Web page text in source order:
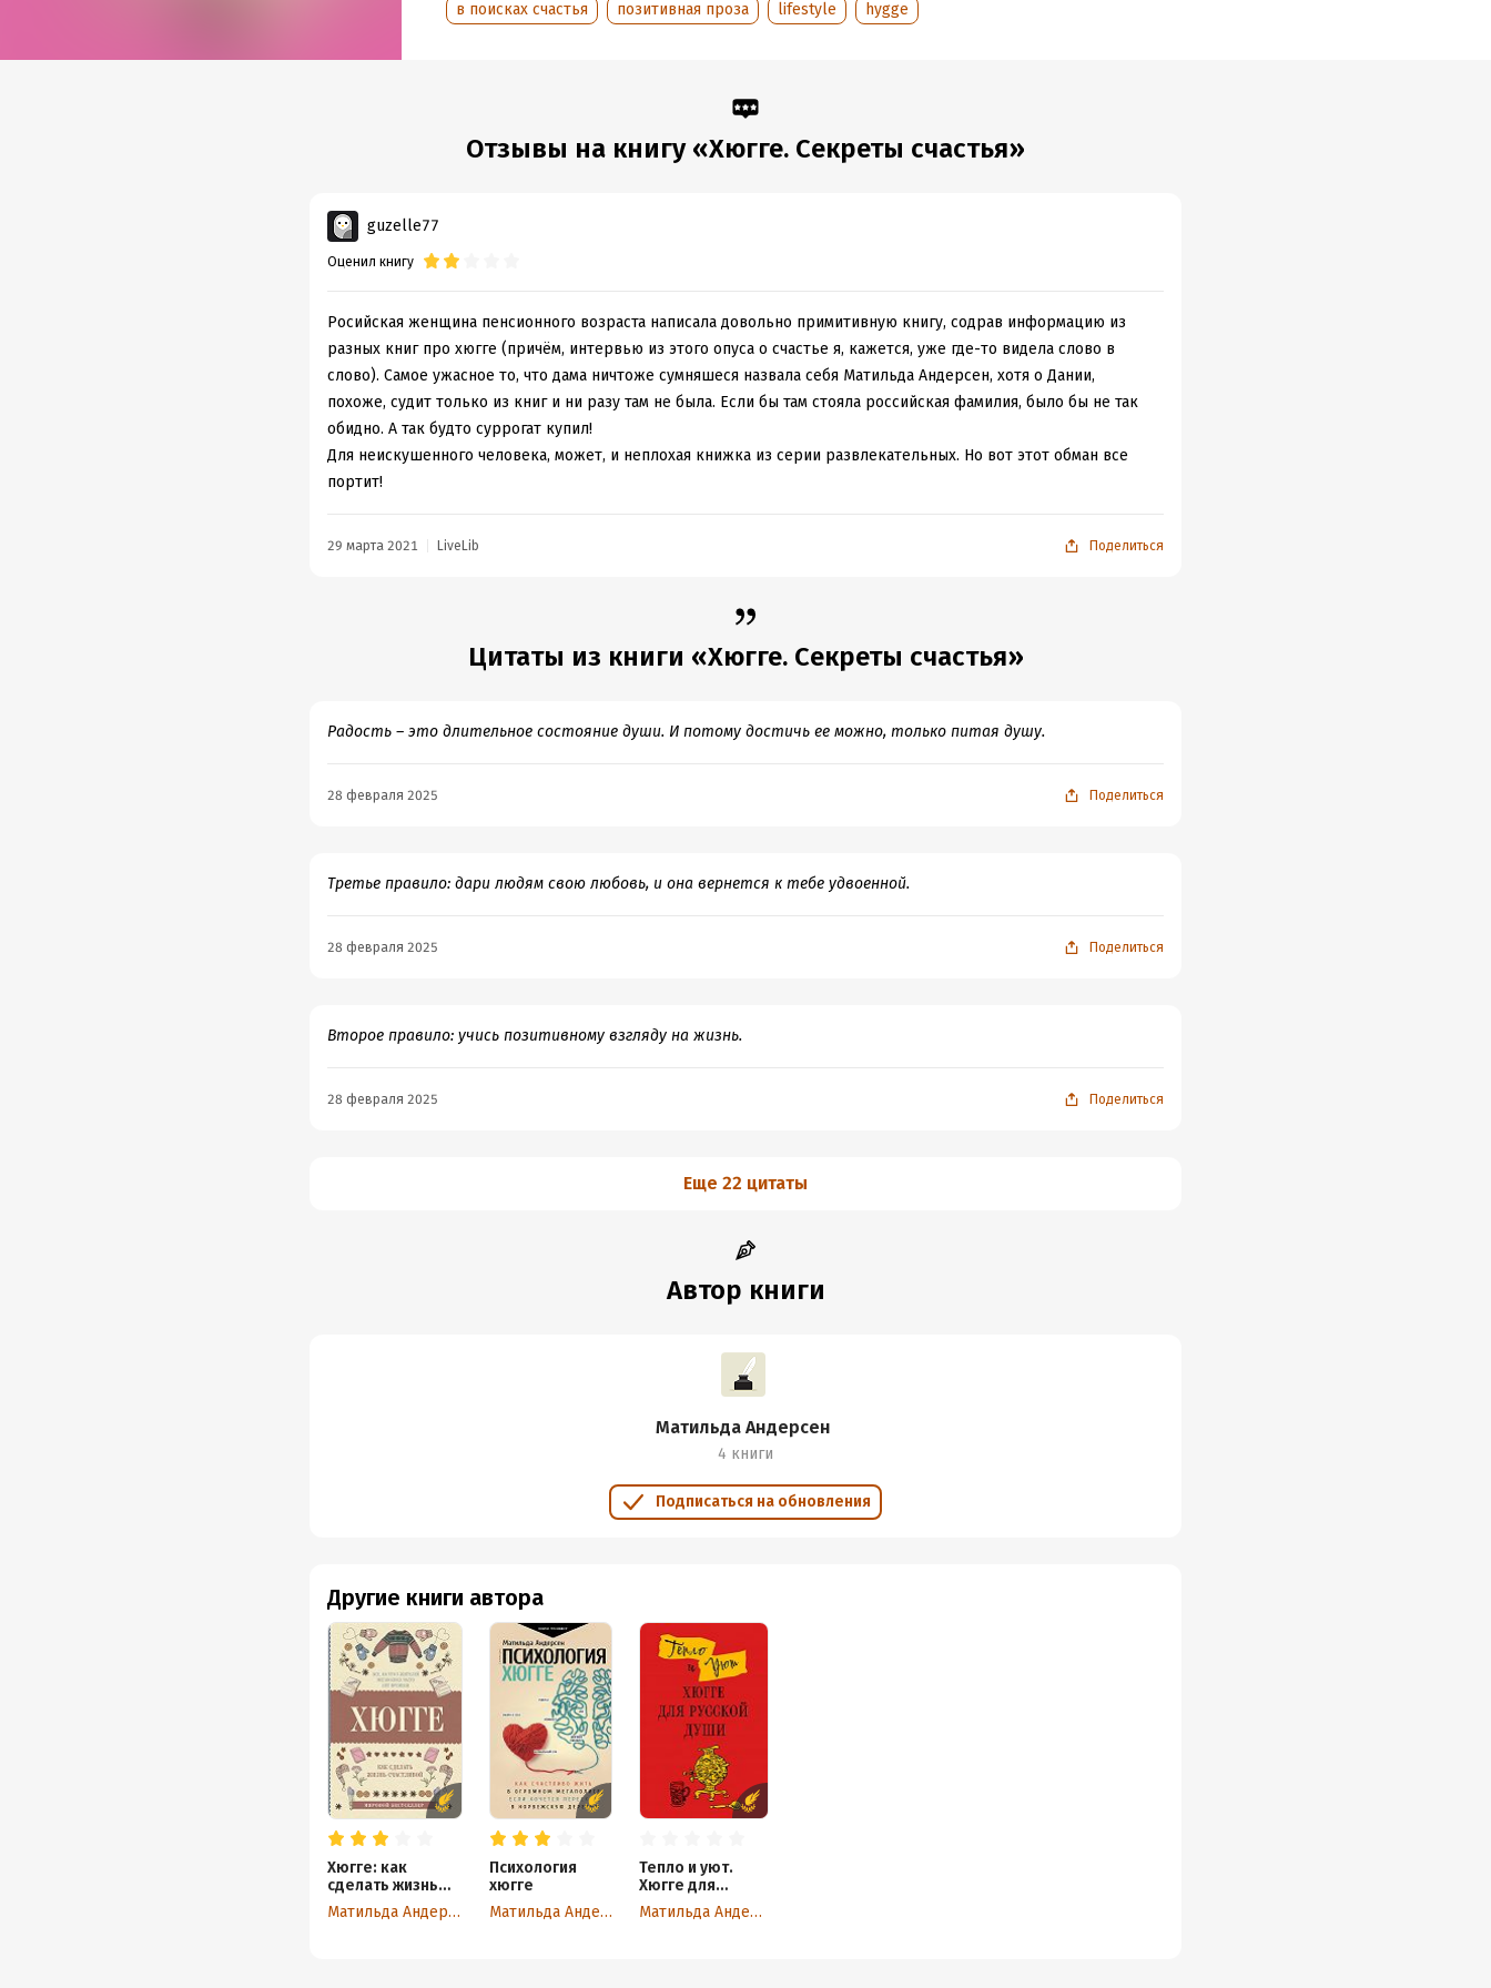
Подробная информация
в поисках счастья
позитивная проза lifestyle hygge
Отзывы на книгу «Хюгге. Секреты счастья»
guzelle77
Оценил книгу
Росийская женщина пенсионного возраста написала довольно примитивную книгу, содрав информацию из
разных книг про хюгге (причём, интервью из этого опуса о счастье я, кажется, уже где-то видела слово в
слово). Самое ужасное то, что дама ничтоже сумняшеся назвала себя Матильда Андерсен, хотя о Дании,
похоже, судит только из книг и ни разу там не была. Если бы там стояла российская фамилия, было бы не так
обидно. А так будто суррогат купил!
Для неискушенного человека, может, и неплохая книжка из серии развлекательных. Но вот этот обман все
портит!
29 марта 2021 LiveLib Поделиться
Цитаты из книги «Хюгге. Секреты счастья»
Радость – это длительное состояние души. И потому достичь ее можно, только питая душу.
28 февраля 2025 Поделиться
Третье правило: дари людям свою любовь, и она вернется к тебе удвоенной.
28 февраля 2025 Поделиться
Второе правило: учись позитивному взгляду на жизнь.
28 февраля 2025 Поделиться
Еще 22 цитаты
Автор книги
Матильда Андерсен
4 книги
Подписаться на обновления
Другие книги автора
Хюгге: как
сделать жизнь
счастливой
Матильда Андерсен
Психология
хюгге
Матильда Андерсен
Тепло и уют.
Хюгге для
русской души
Матильда Андерсен